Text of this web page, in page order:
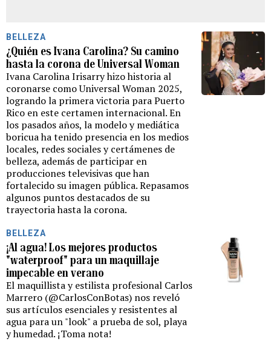
BELLEZA
¿Quién es Ivana Carolina? Su camino
hasta la corona de Universal Woman
Ivana Carolina Irisarry hizo historia al
coronarse como Universal Woman 2025,
logrando la primera victoria para Puerto
Rico en este certamen internacional. En
los pasados años, la modelo y mediática
boricua ha tenido presencia en los medios
locales, redes sociales y certámenes de
belleza, además de participar en
producciones televisivas que han
fortalecido su imagen pública. Repasamos
algunos puntos destacados de su
trayectoria hasta la corona.
BELLEZA
¡Al agua! Los mejores productos
"waterproof" para un maquillaje
impecable en verano
El maquillista y estilista profesional Carlos
Marrero (@CarlosConBotas) nos reveló
sus artículos esenciales y resistentes al
agua para un "look" a prueba de sol, playa
y humedad. ¡Toma nota!